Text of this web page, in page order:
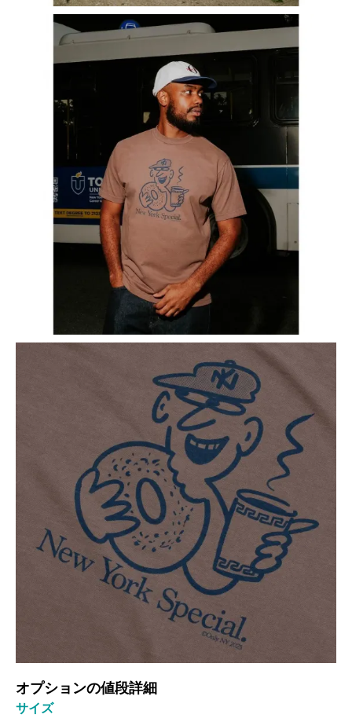
オプションの値段詳細
サイズ